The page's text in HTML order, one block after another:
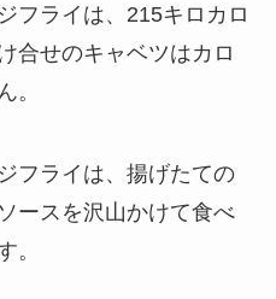
フライは、215キロカロ
合せのキャベツはカロ
。
フライは、揚げたての
ースを沢山かけて食べ
。